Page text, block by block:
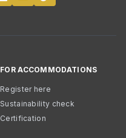
FOR ACCOMMODATIONS
Register here
Sustainability check
Certification